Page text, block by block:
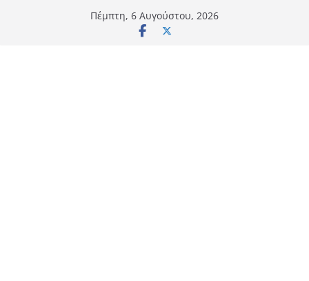
Πέμπτη, 6 Αυγούστου, 2026